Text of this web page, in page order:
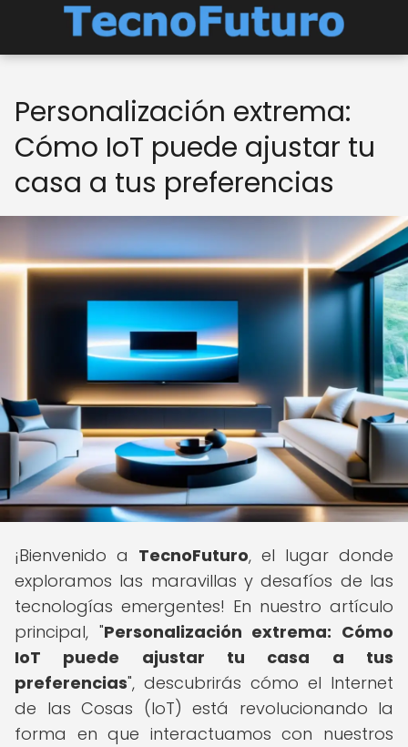
Personalización extrema:
Cómo IoT puede ajustar tu
casa a tus preferencias
¡Bienvenido a TecnoFuturo, el lugar donde
exploramos las maravillas y desafíos de las
tecnologías emergentes! En nuestro artículo
principal, "Personalización extrema: Cómo
IoT puede ajustar tu casa a tus
preferencias", descubrirás cómo el Internet
de las Cosas (IoT) está revolucionando la
forma en que interactuamos con nuestros